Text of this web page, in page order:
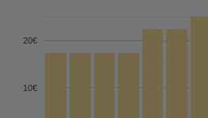
10€
20€